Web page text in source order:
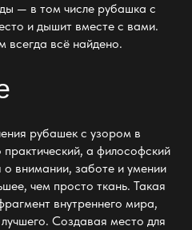
— в том числе рубашка с
и дышит вместе с вами.
всегда всё найдено.
рубашек с узором в
а философский
о внимании, заботе и умении
чем просто ткань. Такая
внутреннего мира,
Создавая место для